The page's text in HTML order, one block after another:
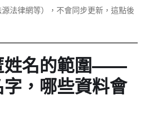
源法律網等），不會同步更新，這點後
姓名的範圍——
，哪些資料會